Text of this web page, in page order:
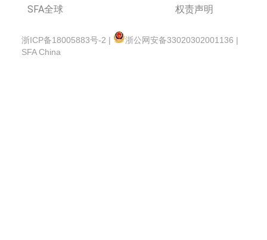
SFA全球 权责声明
浙ICP备18005883号-2 |
浙公网安备33020302001136 |
SFA China